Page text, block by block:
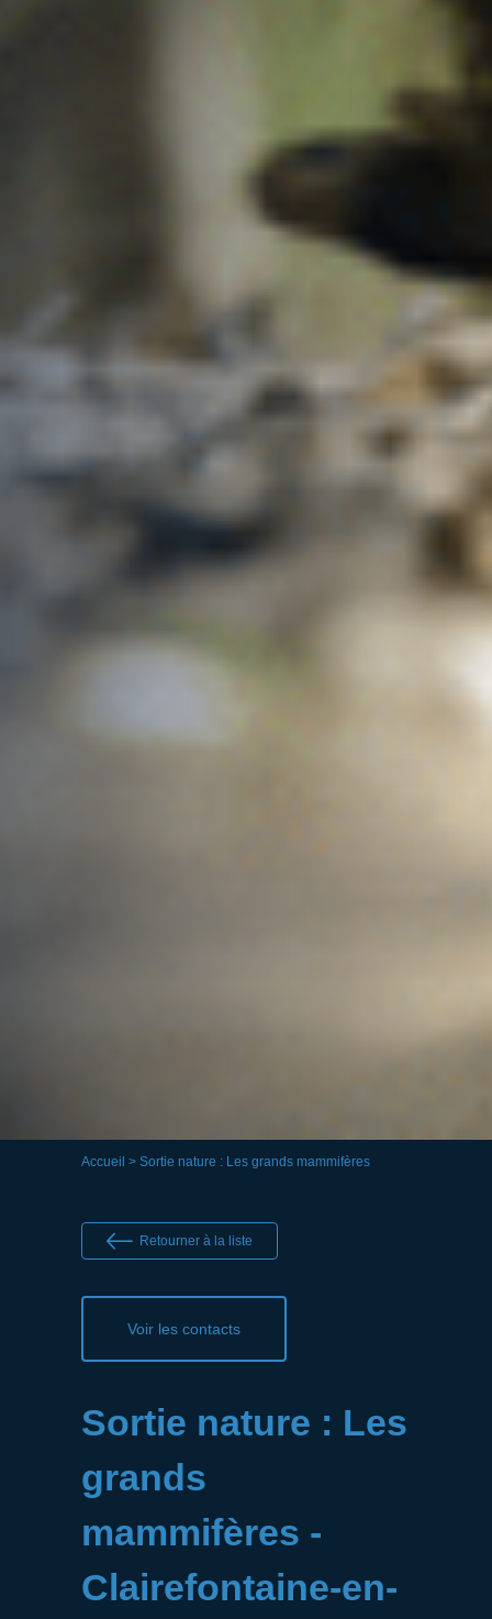
Accueil > Sortie nature : Les grands mammifères
Retourner à la liste
Voir les contacts
Sortie nature : Les
grands
mammifères -
Clairefontaine-en-